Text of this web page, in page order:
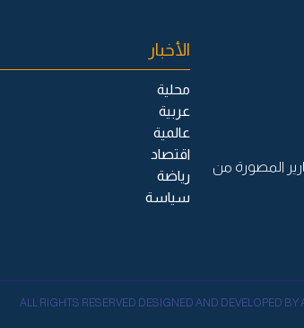
المصورة من
الأخبار
محلية
عربية
عالمية
اقتصاد
رياضة
سياسة
ALL RIGHTS RESERVED DESIGNED AND DEVELOPED BY